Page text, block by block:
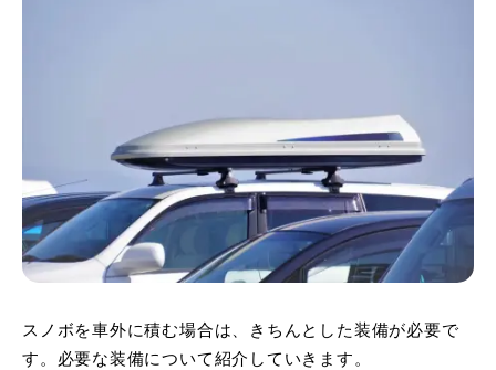
スノボを車外に積む場合は、きちんとした装備が必要で
す。必要な装備について紹介していきます。